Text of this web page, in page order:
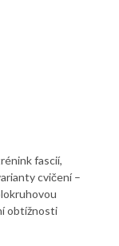
fascií,
cvičení –
obtížnosti